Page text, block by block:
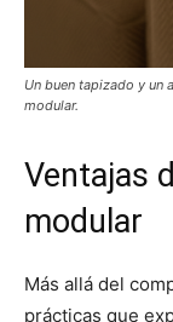
Un buen tapizado y un
modular.
Ventajas
modular
Más allá del
prácticas que